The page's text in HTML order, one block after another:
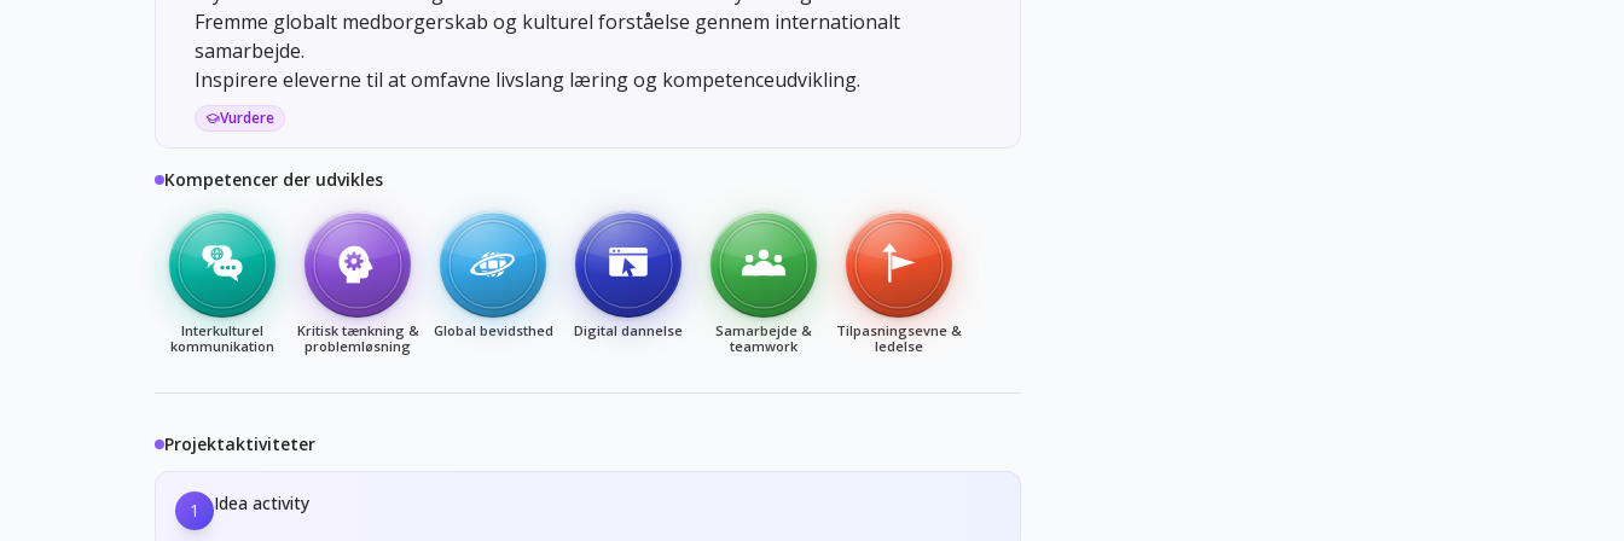
Fremme globalt medborgerskab og kulturel forståelse gennem internationalt
samarbejde.
Inspirere eleverne til at omfavne livslang læring og kompetenceudvikling.
Vurdere
Kompetencer der udvikles
Interkulturel
kommunikation
Kritisk tænkning &
problemløsning
Global bevidsthed Digital dannelse
Samarbejde &
teamwork
Tilpasningsevne &
ledelse
Projektaktiviteter
1 Idea activity